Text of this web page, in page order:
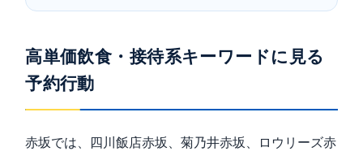
高単価飲食・接待系キーワードに見る
予約行動
赤坂では、四川飯店赤坂、菊乃井赤坂、ロウリーズ赤